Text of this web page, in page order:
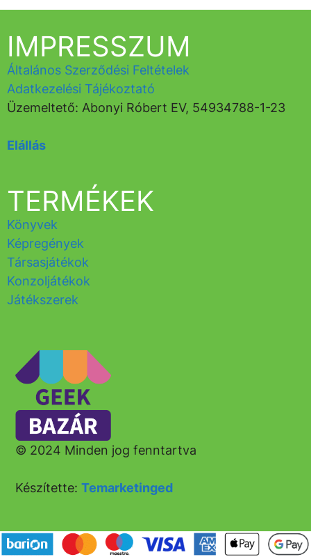
© 2024 Minden jog fenntartva
Készítette:Temarketinged
TERMÉKEK
Könyvek
Képregények
Társasjátékok
Konzoljátékok
Játékszerek
IMPRESSZUM
Általános Szerződési Feltételek
Adatkezelési Tájékoztató
Üzemeltető: Abonyi Róbert EV, 54934788-1-23
Elállás